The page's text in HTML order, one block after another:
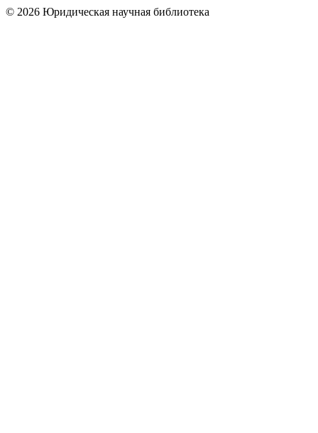
© 2026 Юридическая научная библиотека